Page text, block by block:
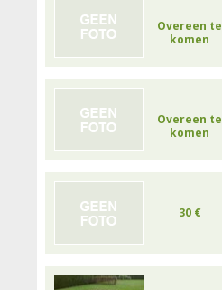
Overeen te
komen
Overeen te
komen
30 €